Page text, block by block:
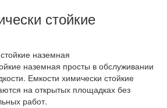
стойкие
наземная просты в обслуживании
Емкости химически стойкие
на открытых площадках без
работ.